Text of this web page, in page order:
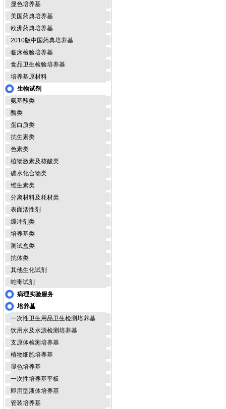
显色培养基
美国药典培养基
欧洲药典培养基
2010版中国药典培养基
临床检验培养基
食品卫生检验培养基
培养基原材料
生物试剂
氨基酸类
酶类
蛋白质类
抗生素类
色素类
植物激素及核酸类
碳水化合物类
维生素类
分离材料及耗材类
表面活性剂
缓冲剂类
培养基类
测试盒类
抗体类
其他生化试剂
蛇毒试剂
病理实验服务
培养基
一次性卫生用品卫生检测培养基
饮用水及水源检测培养基
支原体检测培养基
植物细胞培养基
显色培养基
一次性培养基平板
即用型液体培养基
管装培养基